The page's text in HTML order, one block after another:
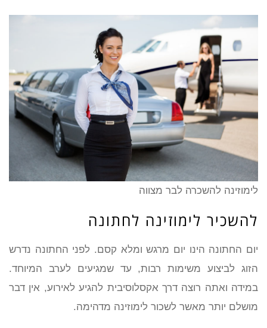
לימוזינה להשכרה לבר מצווה
להשכיר לימוזינה לחתונה
יום החתונה הינו יום מרגש ומלא קסם. לפני החתונה נדרש
הזוג לביצוע משימות רבות, עד שמגיעים לערב המיוחד.
במידה ואתה רוצה דרך אקסלוסיבית להגיע לאירוע, אין דבר
מושלם יותר מאשר לשכור לימוזינה מדהימה.